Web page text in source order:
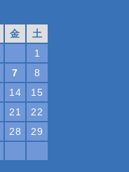
金
土
1
7
8
14
15
21
22
28
29